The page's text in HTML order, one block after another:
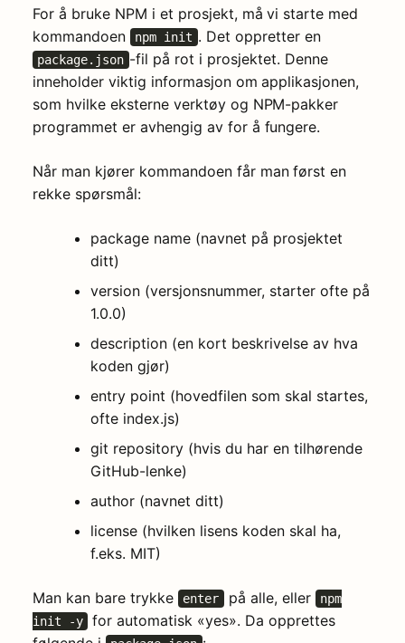
For å bruke NPM i et prosjekt, må vi starte med
kommandoen
npm init . Det oppretter en
package.json -fil på rot i prosjektet. Denne
inneholder viktig informasjon om applikasjonen,
som hvilke eksterne verktøy og NPM-pakker
programmet er avhengig av for å fungere.
Når man kjører kommandoen får man først en
rekke spørsmål:
package name (navnet på prosjektet
ditt)
version (versjonsnummer, starter ofte på
1.0.0)
description (en kort beskrivelse av hva
koden gjør)
entry point (hovedfilen som skal startes,
ofte index.js)
git repository (hvis du har en tilhørende
GitHub-lenke)
author (navnet ditt)
license (hvilken lisens koden skal ha,
f.eks. MIT)
Man kan bare trykke enter på alle, eller
npm
init -y
for automatisk «yes». Da opprettes